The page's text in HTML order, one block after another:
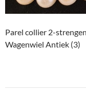
Parel collier 2-
Wagenwiel Antiek (3)